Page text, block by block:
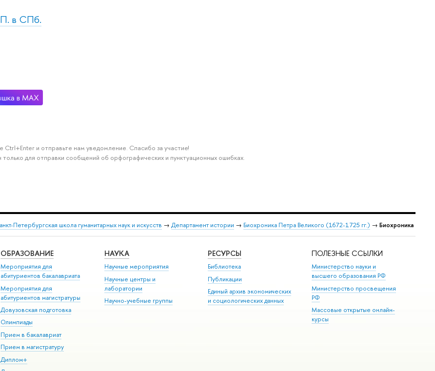
П. в СПб.
Ctrl+Enter и отправьте нам уведомление. Спасибо за участие!
для отправки сообщений об орфографических и пунктуационных ошибках.
Петербургская школа гуманитарных наук и искусств → Департамент истории → Биохроника Петра Великого (1672-1725 гг.) → Биохроника
ОБРАЗОВАНИЕ
Мероприятия для
абитуриентов бакалавриата
Мероприятия для
абитуриентов магистратуры
Довузовская подготовка
Олимпиады
Прием в бакалавриат
Прием в магистратуру
Диплом+
НАУКА
Научные мероприятия
Научные центры и
лаборатории
Научно-учебные группы
РЕСУРСЫ
Библиотека
Публикации
Единый архив экономических
и социологических данных
ПОЛЕЗНЫЕ ССЫЛКИ
Министерство науки и
высшего образования РФ
Министерство просвещения
РФ
Массовые открытые онлайн-
курсы